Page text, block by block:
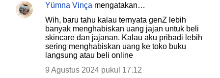
K
Yümna Vinça mengatakan…
Wih, baru tahu kalau ternyata genZ lebih
banyak menghabiskan uang jajan untuk beli
skincare dan jajanan. Kalau aku pribadi lebih
sering menghabiskan uang ke toko buku
langsung atau beli online
9 Agustus 2024 pukul 17.12